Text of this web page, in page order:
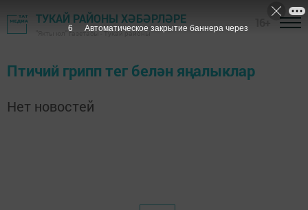
ТУКАЙ РАЙОНЫ ХӘБӘРЛӘРЕ
"Якты юл" газетасы - Тукай районы
Птичий грипп тег белән яңалыклар
Нет новостей
6 Автоматическое закрытие баннера через